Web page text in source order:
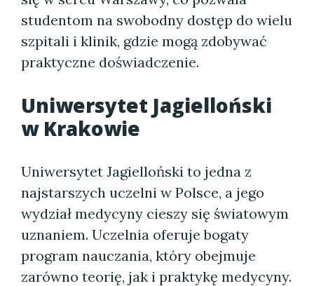
studentom na swobodny dostęp do wielu
szpitali i klinik, gdzie mogą zdobywać
praktyczne doświadczenie.
Uniwersytet Jagielloński
w Krakowie
Uniwersytet Jagielloński to jedna z
najstarszych uczelni w Polsce, a jego
wydział medycyny cieszy się światowym
uznaniem. Uczelnia oferuje bogaty
program nauczania, który obejmuje
zarówno teorię, jak i praktykę medycyny.